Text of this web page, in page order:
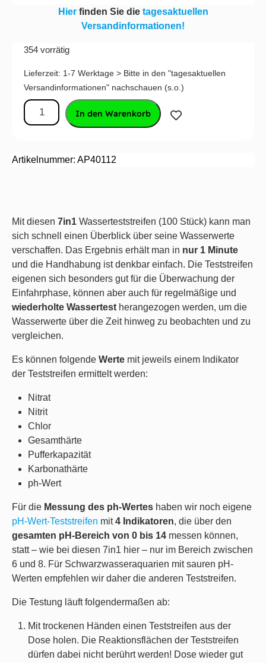
Hier finden Sie die tagesaktuellen
Versandinformationen!
354 vorrätig
Lieferzeit: 1-7 Werktage > Bitte in den "tagesaktuellen
Versandinformationen" nachschauen (s.o.)
In den Warenkorb
Artikelnummer: AP40112
Mit diesen 7in1 Wasserteststreifen (100 Stück) kann man
sich schnell einen Überblick über seine Wasserwerte
verschaffen. Das Ergebnis erhält man in nur 1 Minute
und die Handhabung ist denkbar einfach. Die Teststreifen
eigenen sich besonders gut für die Überwachung der
Einfahrphase, können aber auch für regelmäßige und
wiederholte Wassertest herangezogen werden, um die
Wasserwerte über die Zeit hinweg zu beobachten und zu
vergleichen.
Es können folgende Werte mit jeweils einem Indikator
der Teststreifen ermittelt werden:
Nitrat
Nitrit
Chlor
Gesamthärte
Pufferkapazität
Karbonathärte
ph-Wert
Für die Messung des ph-Wertes haben wir noch eigene
pH-Wert-Teststreifen mit4 Indikatoren, die über den
gesamten pH-Bereich von 0 bis 14 messen können,
statt – wie bei diesen 7in1 hier – nur im Bereich zwischen
6 und 8. Für Schwarzwasseraquarien mit sauren pH-
Werten empfehlen wir daher die anderen Teststreifen.
Die Testung läuft folgendermaßen ab:
Mit trockenen Händen einen Teststreifen aus der
Dose holen. Die Reaktionsflächen der Teststreifen
dürfen dabei nicht berührt werden! Dose wieder gut